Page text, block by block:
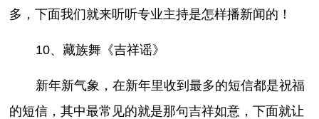
多，下面我们就来听听专业主持是怎样播新闻的！
10、藏族舞《吉祥谣》
新年新气象，在新年里收到最多的短信都是祝福
的短信，其中最常见的就是那句吉祥如意，下面就让